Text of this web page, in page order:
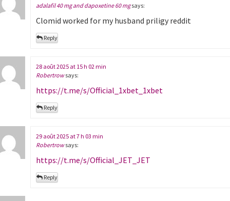
adalafil 40 mg and dapoxetine 60 mg says:
Clomid worked for my husband priligy reddit
Reply
28 août 2025 at 15 h 02 min
Robertrow says:
https://t.me/s/Official_1xbet_1xbet
Reply
29 août 2025 at 7 h 03 min
Robertrow says:
https://t.me/s/Official_JET_JET
Reply